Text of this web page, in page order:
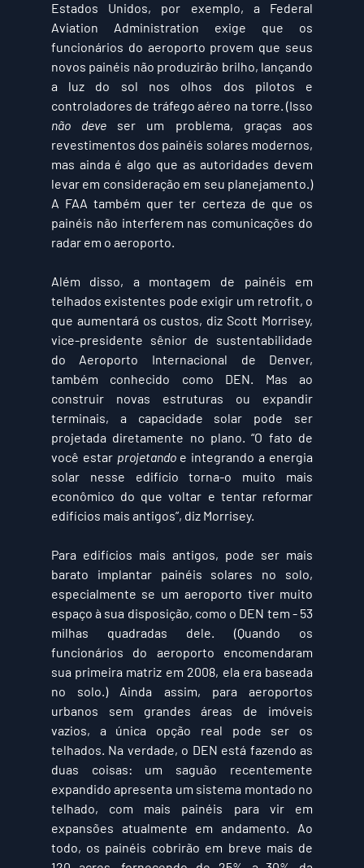
Estados Unidos, por exemplo, a Federal
Aviation Administration exige que os
funcionários do aeroporto provem que seus
novos painéis não produzirão brilho, lançando
a luz do sol nos olhos dos pilotos e
não deve ser um problema, graças aos
revestimentos dos painéis solares modernos,
mas ainda é algo que as autoridades devem
levar em consideração em seu planejamento.)
A FAA também quer ter certeza de que os
painéis não interferem nas comunicações do
radar em o aeroporto.
Além disso, a montagem de painéis em
telhados existentes pode exigir um retrofit, o
que aumentará os custos, diz Scott Morrisey,
vice-presidente sênior de sustentabilidade
do Aeroporto Internacional de Denver,
também conhecido como DEN. Mas ao
construir novas estruturas ou expandir
terminais, a capacidade solar pode ser
projetada diretamente no plano. “O fato de
você estar projetando e integrando a energia
solar nesse edifício torna-o muito mais
econômico do que voltar e tentar reformar
edifícios mais antigos”, diz Morrisey.
Para edifícios mais antigos, pode ser mais
barato implantar painéis solares no solo,
especialmente se um aeroporto tiver muito
espaço à sua disposição, como o DEN tem - 53
milhas quadradas dele. (Quando os
funcionários do aeroporto encomendaram
sua primeira matriz em 2008, ela era baseada
no solo.) Ainda assim, para aeroportos
urbanos sem grandes áreas de imóveis
vazios, a única opção real pode ser os
telhados. Na verdade, o DEN está fazendo as
duas coisas: um saguão recentemente
expandido apresenta um sistema montado no
telhado, com mais painéis para vir em
expansões atualmente em andamento. Ao
todo, os painéis cobrirão em breve mais de